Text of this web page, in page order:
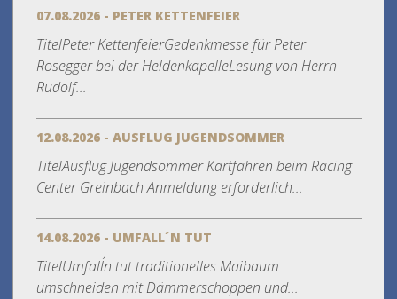
07.08.2026 - PETER KETTENFEIER
TitelPeter KettenfeierGedenkmesse für Peter
Rosegger bei der HeldenkapelleLesung von Herrn
Rudolf...
12.08.2026 - AUSFLUG JUGENDSOMMER
TitelAusflug Jugendsommer Kartfahren beim Racing
Center Greinbach Anmeldung erforderlich...
14.08.2026 - UMFALL´N TUT
TitelUmfall´n tut traditionelles Maibaum
umschneiden mit Dämmerschoppen und...